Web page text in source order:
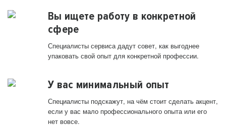
Вы ищете работу в конкретной
сфере
Специалисты сервиса дадут совет, как выгоднее
упаковать свой опыт для конкретной профессии.
У вас минимальный опыт
Специалисты подскажут, на чём стоит сделать акцент,
если у вас мало профессионального опыта или его
нет вовсе.